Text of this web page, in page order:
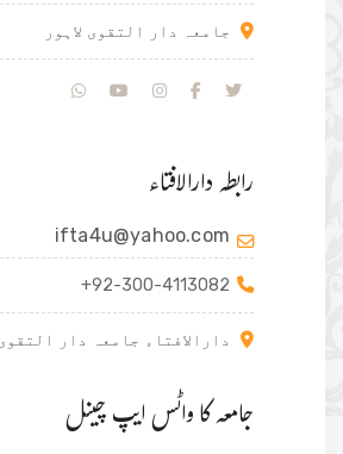
جامعہ دار التقوی لاہور
رابطہ دارالافتاء
ifta4u@yahoo.com
+92-300-4113082
دارالافتاء جامعہ دار التقوی
جامعہ کا واٹس ایپ چینل